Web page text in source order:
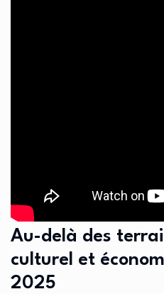
Au-delà des
culturel et
2025